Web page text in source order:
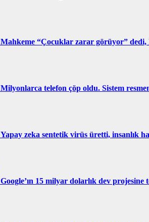
Mahkeme “Çocuklar zarar görüyor” dedi,
Milyonlarca telefon çöp oldu. Sistem
Yapay zeka sentetik virüs üretti, insanlık
Google’ın 15 milyar dolarlık dev